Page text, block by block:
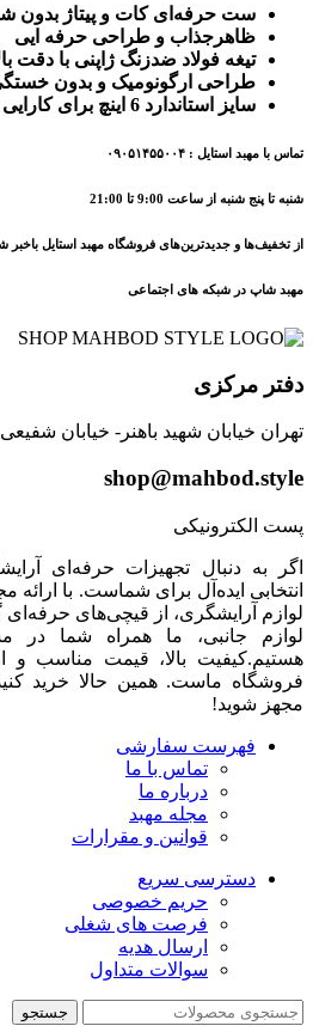
ست حرفه‌ای کات و پیتاژ بدون
ظاهرجذاب و طراحی حرفه ایی
تیغه فولاد ضدزنگ ژاپنی با دقت
طراحی ارگونومیک و بدون
سایز استاندارد 6 اینچ برای کارایی عالی
تماس با مهبد استایل : ۰۹۰۵۱۴۵۵۰۰۴
شنبه تا پنج شنبه از ساعت 9:00 تا 21:00
از تخفیف‌ها و جدیدترین‌های فروشگاه مهبد استایل باخبر
مهبد شاپ در شبکه های اجتماعی
دفتر مرکزی
تهران خیابان شهید باهنر- خیابان شفیعی
shop@mahbod.style
پست الکترونیکی
اگر به دنبال تجهیزات حرفه‌ای
انتخابی ایده‌آل برای شماست. با ارائه
لوازم آرایشگری، از قیچی‌های حرفه‌ای
لوازم جانبی، ما همراه شما در
هستیم.کیفیت بالا، قیمت مناسب و
فروشگاه ماست. همین حالا خرید
مجهز شوید!
فهرست سفارشی
تماس با ما
درباره ما
مجله مهبد
قوانین و مقرارات
دسترسی سریع
حریم خصوصی
فرصت های شغلی
ارسال هدیه
سوالات متداول
جستجو